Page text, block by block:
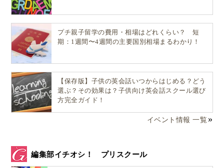
プチ親子留学の費用・相場はどれくらい？ 短
期：1週間〜4週間の主要国別相場まるわかり！
【保存版】子供の英会話いつからはじめる？どう
選ぶ？その効果は？子供向け英会話スクール選び
方完全ガイド！
イベント情報 一覧
編集部イチオシ！ プリスクール